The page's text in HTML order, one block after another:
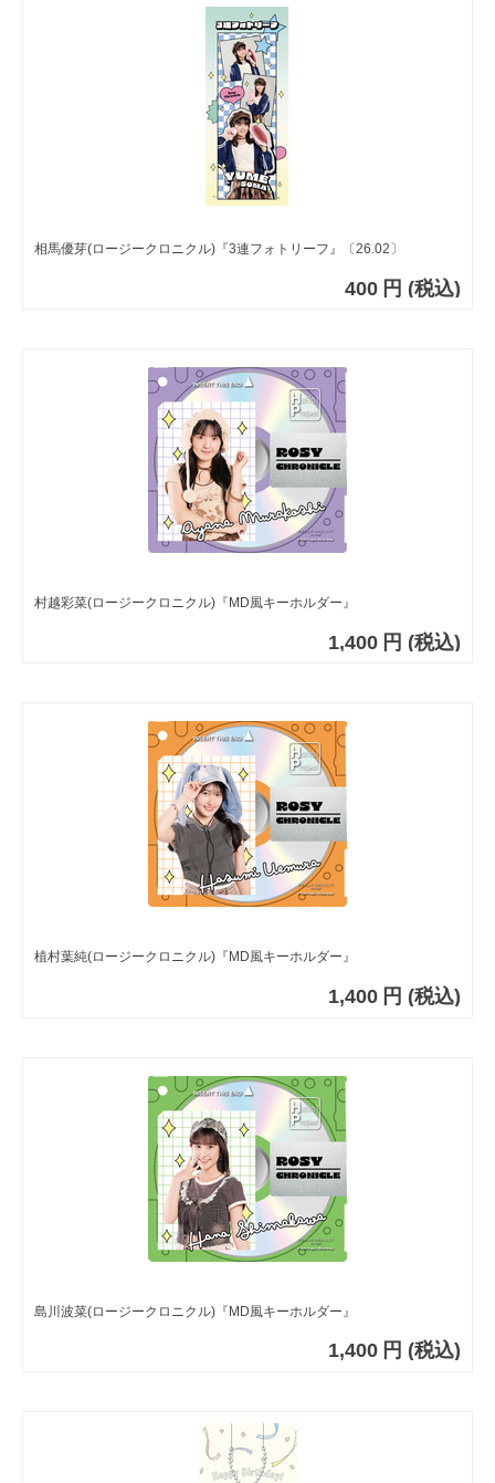
相馬優芽(ロージークロニクル)『3連フォトリーフ』〔26.02〕
400 円 (税込)
村越彩菜(ロージークロニクル)『MD風キーホルダー』
1,400 円 (税込)
植村葉純(ロージークロニクル)『MD風キーホルダー』
1,400 円 (税込)
島川波菜(ロージークロニクル)『MD風キーホルダー』
1,400 円 (税込)